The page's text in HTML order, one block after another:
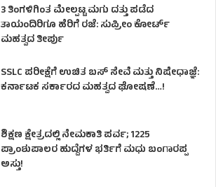
3 ತಿಂಗಳಿಗಿಂತ ಮೇಲ್ಪಟ್ಟ ಮಗು ದತ್ತು ಪಡೆದ
ತಾಯಂದಿರಿಗೂ ಹೆರಿಗೆ ರಜೆ: ಸುಪ್ರೀಂ ಕೋರ್ಟ್
ಮಹತ್ವದ ತೀರ್ಪು
SSLC ಪರೀಕ್ಷೆಗೆ ಉಚಿತ ಬಸ್ ಸೇವೆ ಮತ್ತು ನಿಷೇಧಾಜ್ಞೆ:
ಕರ್ನಾಟಕ ಸರ್ಕಾರದ ಮಹತ್ವದ ಘೋಷಣೆ…!
ಶಿಕ್ಷಣ ಕ್ಷೇತ್ರದಲ್ಲಿ ನೇಮಕಾತಿ ಪರ್ವ; 1225
ಪ್ರಾಂಶುಪಾಲರ ಹುದ್ದೆಗಳ ಭರ್ತಿಗೆ ಮಧು ಬಂಗಾರಪ್ಪ
ಅಸ್ತು!